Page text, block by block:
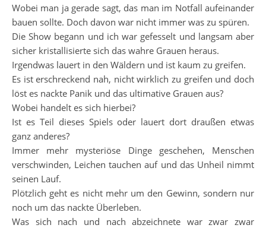
Wobei man ja gerade sagt, das man im Notfall aufeinander
bauen sollte. Doch davon war nicht immer was zu spüren.
Die Show begann und ich war gefesselt und langsam aber
sicher kristallisierte sich das wahre Grauen heraus.
Irgendwas lauert in den Wäldern und ist kaum zu greifen.
Es ist erschreckend nah, nicht wirklich zu greifen und doch
löst es nackte Panik und das ultimative Grauen aus?
Wobei handelt es sich hierbei?
Ist es Teil dieses Spiels oder lauert dort draußen etwas
ganz anderes?
Immer mehr mysteriöse Dinge geschehen, Menschen
verschwinden, Leichen tauchen auf und das Unheil nimmt
seinen Lauf.
Plötzlich geht es nicht mehr um den Gewinn, sondern nur
noch um das nackte Überleben.
Was sich nach und nach abzeichnete war zwar zwar